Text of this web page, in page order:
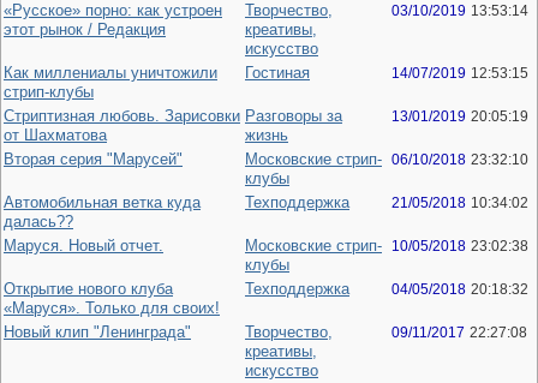
«Русское» порно: как устроен
этот рынок / Редакция
Творчество,
креативы,
искусство
03/10/2019 13:53:14
Как миллениалы уничтожили
стрип-клубы
Гостиная 14/07/2019 12:53:15
Стриптизная любовь. Зарисовки
от Шахматова
Разговоры за
жизнь
13/01/2019 20:05:19
Вторая серия "Марусей"
Московские стрип-
клубы
06/10/2018 23:32:10
Автомобильная ветка куда
далась??
Техподдержка 21/05/2018 10:34:02
Маруся. Новый отчет.
Московские стрип-
клубы
10/05/2018 23:02:38
Открытие нового клуба
«Маруся». Только для своих!
Техподдержка 04/05/2018 20:18:32
Новый клип "Ленинграда"
Творчество,
креативы,
искусство
09/11/2017 22:27:08